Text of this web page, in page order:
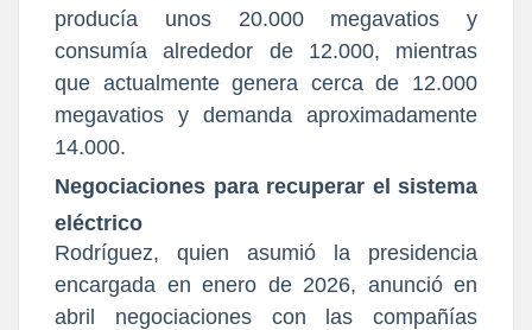
producía unos 20.000 megavatios y
consumía alrededor de 12.000, mientras
que actualmente genera cerca de 12.000
megavatios y demanda aproximadamente
14.000.
Negociaciones para recuperar el sistema
eléctrico
Rodríguez, quien asumió la presidencia
encargada en enero de 2026, anunció en
abril negociaciones con las compañías